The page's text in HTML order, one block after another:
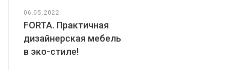
06.05.2022
FORTA. Практичная
дизайнерская мебель
в эко-стиле!